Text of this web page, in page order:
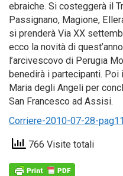
ebraiche. Si costeggerà il
Passignano, Magione,
si prenderà Via XX
ecco la novità di
l’arcivescovo di Perugia
benedirà i partecipanti. Poi
Maria degli Angeli per
San Francesco ad Assisi.
Corriere-2010-07-28-
766 Visite totali